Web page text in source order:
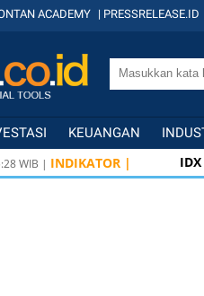
ACADEMY | PRESSRELEASE.ID
KEUANGAN
:28WIB | INDIKATOR | IDX